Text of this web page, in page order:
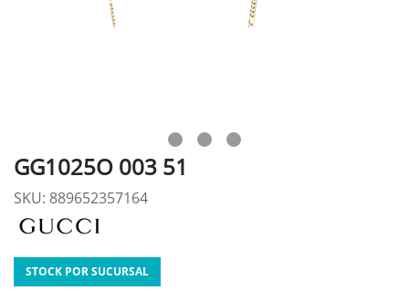
GG1025O 003 51
SKU: 889652357164
STOCK POR SUCURSAL